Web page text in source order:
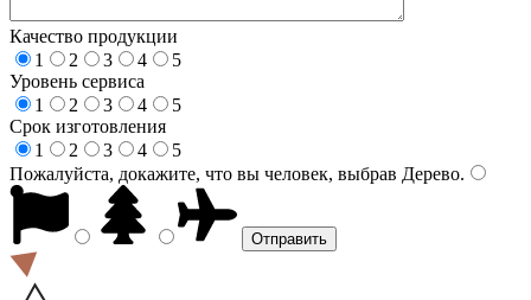
Качество продукции
1
2 3 4
5
Уровень сервиса
1
2 3 4
5
Срок изготовления
1
2 3 4
5
Пожалуйста, докажите, что вы человек, выбрав Дерево.